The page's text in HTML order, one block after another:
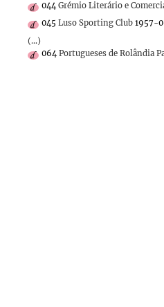
044 Grémio Literário e
045 Luso Sporting Club 1957-
(...)
064 Portugueses de Rolândia